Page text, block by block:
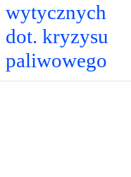
wytycznych
dot. kryzysu
paliwowego